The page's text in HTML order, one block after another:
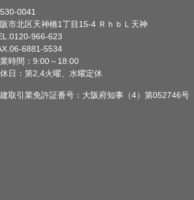
0041
市北区天神橋1丁目15-4 ＲｈｂＬ天神
966-623
6881-5534
時間：9:00～18:00
日：第2,4火曜、水曜定休
取引業免許証番号：大阪府知事（4）第052746号